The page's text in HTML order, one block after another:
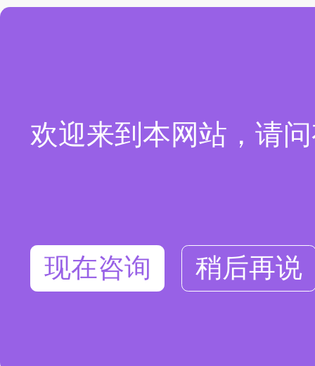
欢迎来到本网站，请
现在咨询 稍后再说